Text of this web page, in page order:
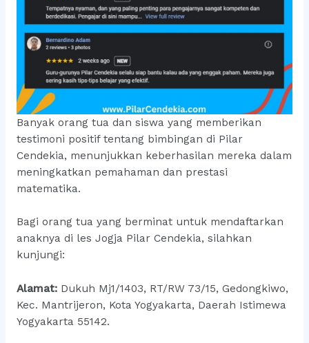
Banyak orang tua dan siswa yang memberikan
testimoni positif tentang bimbingan di Pilar
Cendekia, menunjukkan keberhasilan mereka dalam
meningkatkan pemahaman dan prestasi
matematika.
Bagi orang tua yang berminat untuk mendaftarkan
anaknya di les Jogja Pilar Cendekia, silahkan
kunjungi:
Alamat:Dukuh Mj1/1403, RT/RW 73/15, Gedongkiwo,
Kec. Mantrijeron, Kota Yogyakarta, Daerah Istimewa
Yogyakarta 55142.